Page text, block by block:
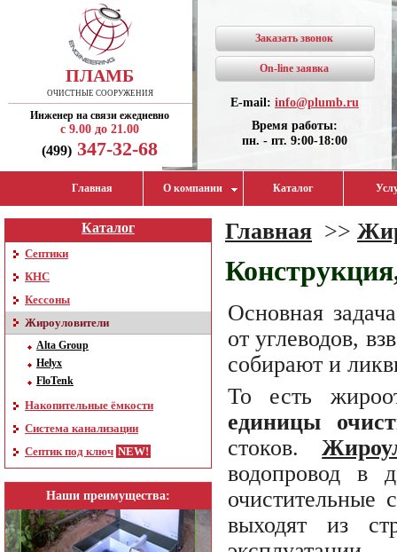
ПЛАМБ
ОЧИСТНЫЕ СООРУЖЕНИЯ
Инженер на связи ежедневно
с 9.00 до 21.00
(499) 347-32-68
Заказать звонок
On-line заявка
E-mail: info@plumb.ru
Время работы:
пн. - пт. 9:00-18:00
Главная О компании Каталог
Каталог
Септики
КНС
Кессоны
Жироуловители
Alta Group
Helyx
FloTenk
Накопительные ёмкости
Система канализации
Септик под ключ
Наши преимущества:
Главная >>
Основная
от углеводов,
собирают и
То есть
единицы
стоков.
водопровод в
очистительные
выходят из